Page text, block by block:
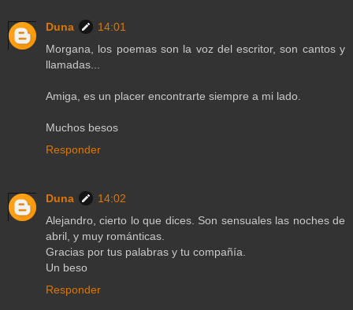
Duna
14:01
Morgana, los poemas son la voz del escritor, son cantos y
llamadas...
Amiga, es un placer encontrarte siempre a mi lado.
Muchos besos
Responder
Duna
14:02
Alejandro, cierto lo que dices. Son sensuales las noches de
abril, y muy románticas.
Gracias por tus palabras y tu compañía.
Un beso
Responder